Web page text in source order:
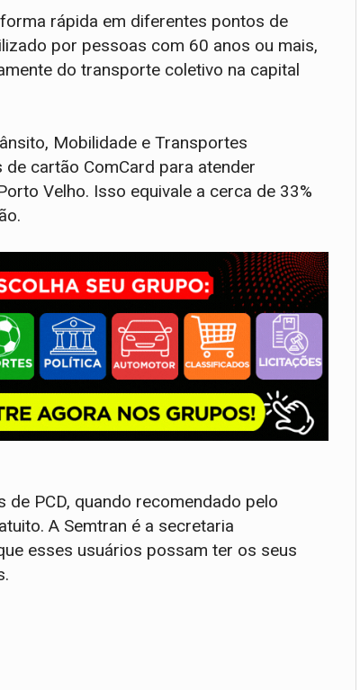
rápida em diferentes pontos de
por pessoas com 60 anos ou mais,
do transporte coletivo na capital
Mobilidade e Transportes
cartão ComCard para atender
Velho. Isso equivale a cerca de 33%
PCD, quando recomendado pelo
A Semtran é a secretaria
esses usuários possam ter os seus